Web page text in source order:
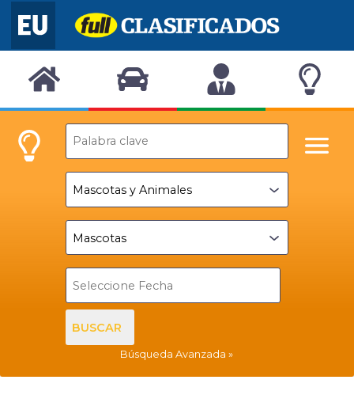
BUSCAR
Búsqueda Avanzada